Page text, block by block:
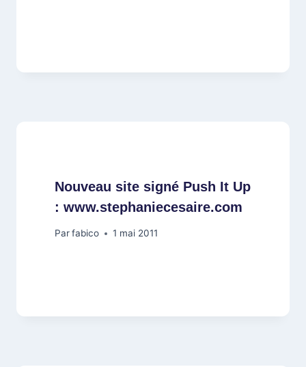
Nouveau site signé Push It Up
: www.stephaniecesaire.com
Parfabico 1 mai 2011